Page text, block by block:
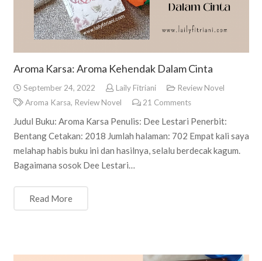
Aroma Karsa: Aroma Kehendak Dalam Cinta
September 24, 2022 Laily Fitriani
Review Novel
Aroma Karsa, Review Novel 21 Comments
Judul Buku: Aroma Karsa Penulis: Dee Lestari Penerbit:
Bentang Cetakan: 2018 Jumlah halaman: 702 Empat kali saya
melahap habis buku ini dan hasilnya, selalu berdecak kagum.
Bagaimana sosok Dee Lestari…
Read More